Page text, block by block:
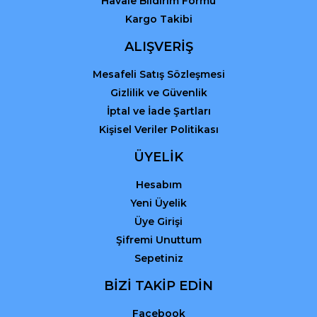
Kargo Takibi
ALIŞVERİŞ
Mesafeli Satış Sözleşmesi
Gizlilik ve Güvenlik
İptal ve İade Şartları
Kişisel Veriler Politikası
ÜYELİK
Hesabım
Yeni Üyelik
Üye Girişi
Şifremi Unuttum
Sepetiniz
BİZİ TAKİP EDİN
Facebook